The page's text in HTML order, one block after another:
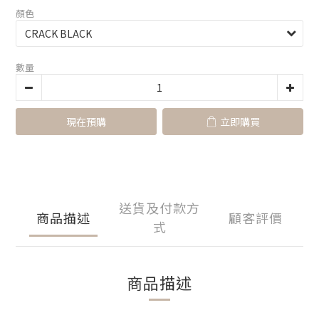
顏色
數量
現在預購 立即購買
商品描述
送貨及付款方
式
顧客評價
商品描述